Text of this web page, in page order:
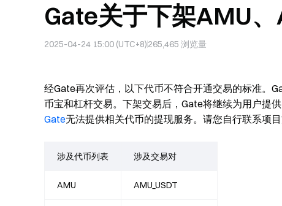
Gate关于下架AMU
2025-04-24 15:00 (UTC+8)265,465 浏览量
经Gate再次评估，以下代币不符合开通交易的标准。
币宝和杠杆交易。下架交易后，Gate将继续为用户提
Gate无法提供相关代币的提现服务。请您自行联系项目
涉及代币列表 涉及交易对
AMU AMU_USDT